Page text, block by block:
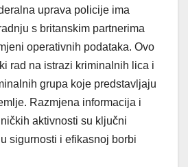
uprava policije ima
s britanskim partnerima
operativnih podataka. Ovo
rad na istrazi kriminalnih lica i
grupa koje predstavljaju
Razmjena informacija i
aktivnosti su ključni
sigurnosti i efikasnoj borbi